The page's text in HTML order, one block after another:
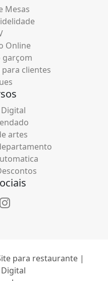
Mesas
Online
garçom
clientes
artes
para restaurante |